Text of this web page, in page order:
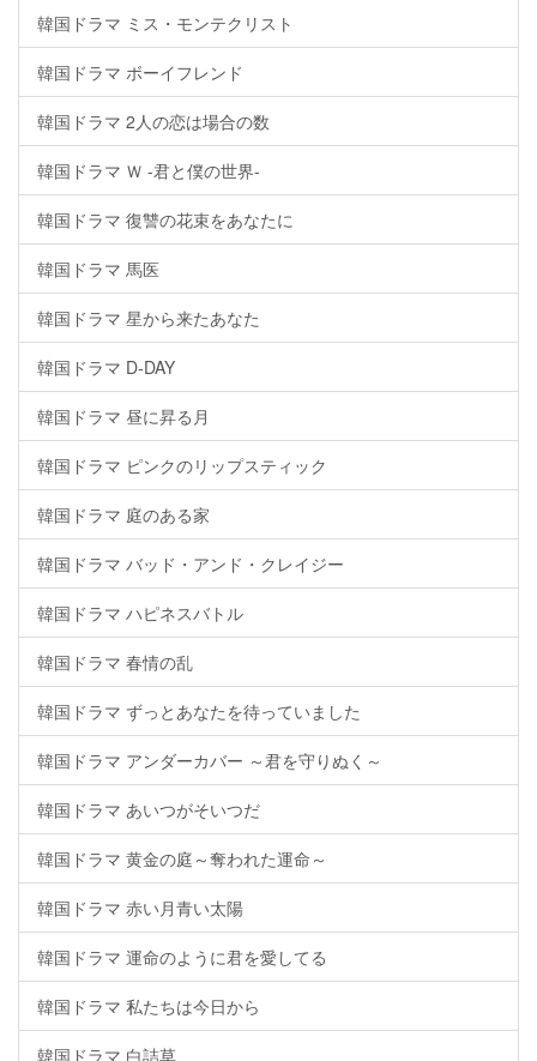
韓国ドラマ ミス・モンテクリスト
韓国ドラマ ボーイフレンド
韓国ドラマ 2人の恋は場合の数
韓国ドラマ Ｗ -君と僕の世界-
韓国ドラマ 復讐の花束をあなたに
韓国ドラマ 馬医
韓国ドラマ 星から来たあなた
韓国ドラマ D-DAY
韓国ドラマ 昼に昇る月
韓国ドラマ ピンクのリップスティック
韓国ドラマ 庭のある家
韓国ドラマ バッド・アンド・クレイジー
韓国ドラマ ハピネスバトル
韓国ドラマ 春情の乱
韓国ドラマ ずっとあなたを待っていました
韓国ドラマ アンダーカバー ～君を守りぬく～
韓国ドラマ あいつがそいつだ
韓国ドラマ 黄金の庭～奪われた運命～
韓国ドラマ 赤い月青い太陽
韓国ドラマ 運命のように君を愛してる
韓国ドラマ 私たちは今日から
韓国ドラマ 白詰草